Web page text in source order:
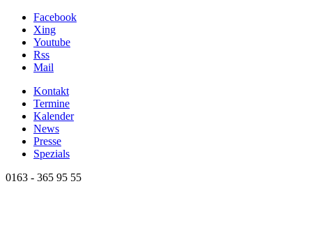
Facebook
Xing
Youtube
Rss
Mail
Kontakt
Termine
Kalender
News
Presse
Spezials
0163 - 365 95 55